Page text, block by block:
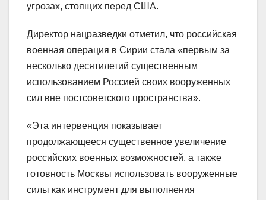
угрозах, стоящих перед США.
Директор нацразведки отметил, что российская
военная операция в Сирии стала «первым за
несколько десятилетий существенным
использованием Россией своих вооруженных
сил вне постсоветского пространства».
«Эта интервенция показывает
продолжающееся существенное увеличение
российских военных возможностей, а также
готовность Москвы использовать вооруженные
силы как инструмент для выполнения